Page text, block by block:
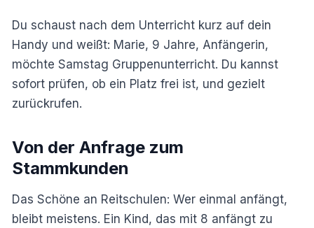
Du schaust nach dem Unterricht kurz auf dein
Handy und weißt: Marie, 9 Jahre, Anfängerin,
möchte Samstag Gruppenunterricht. Du kannst
sofort prüfen, ob ein Platz frei ist, und gezielt
zurückrufen.
Von der Anfrage zum
Stammkunden
Das Schöne an Reitschulen: Wer einmal anfängt,
bleibt meistens. Ein Kind, das mit 8 anfängt zu